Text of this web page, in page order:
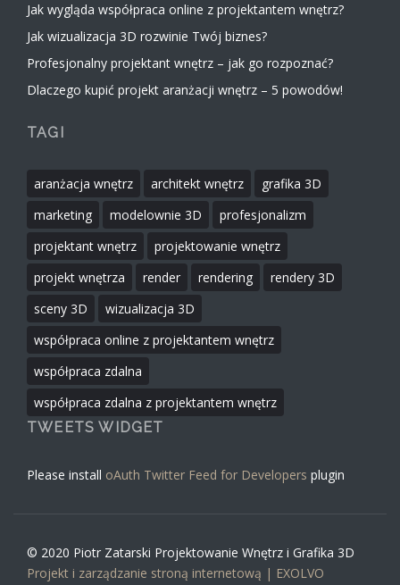
Jak wygląda współpraca online z projektantem wnętrz?
Jak wizualizacja 3D rozwinie Twój biznes?
Profesjonalny projektant wnętrz – jak go rozpoznać?
Dlaczego kupić projekt aranżacji wnętrz – 5 powodów!
TAGI
aranżacja wnętrz architekt wnętrz
grafika 3D
marketing
modelownie 3D
profesjonalizm
projektant wnętrz
projektowanie wnętrz
projekt wnętrza
render rendering
rendery 3D
sceny 3D
wizualizacja 3D
współpraca online z projektantem wnętrz
współpraca zdalna
współpraca zdalna z projektantem wnętrz
TWEETS WIDGET
Please install oAuth Twitter Feed for Developers plugin
© 2020 Piotr Zatarski Projektowanie Wnętrz i Grafika 3D
Projekt i zarządzanie stroną internetową | EXOLVO